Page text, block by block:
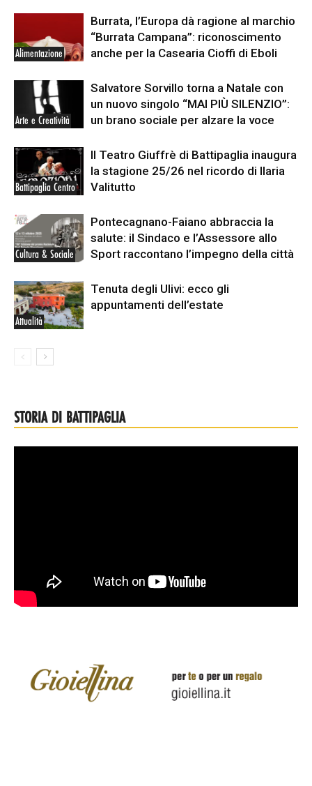
Alimentazione
Burrata, l’Europa dà ragione al marchio
“Burrata Campana”: riconoscimento
anche per la Casearia Cioffi di Eboli
Arte e Creatività
Salvatore Sorvillo torna a Natale con
un nuovo singolo “MAI PIÙ SILENZIO”:
un brano sociale per alzare la voce
Battipaglia Centro
Il Teatro Giuffrè di Battipaglia inaugura
la stagione 25/26 nel ricordo di Ilaria
Valitutto
Cultura & Sociale
Pontecagnano-Faiano abbraccia la
salute: il Sindaco e l’Assessore allo
Sport raccontano l’impegno della città
Attualità
Tenuta degli Ulivi: ecco gli
appuntamenti dell’estate
STORIA DI BATTIPAGLIA